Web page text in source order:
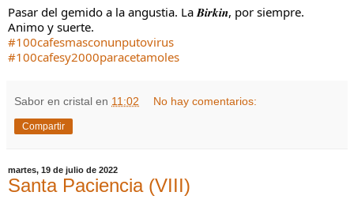
Pasar del gemido a la angustia. La 𝑩𝒊𝒓𝒌𝒊𝒏, por siempre.
Animo y suerte.
#100cafesmasconunputovirus
#100cafesy2000paracetamoles
Sabor en cristal en 11:02 No hay comentarios:
Compartir
martes, 19 de julio de 2022
Santa Paciencia (VIII)